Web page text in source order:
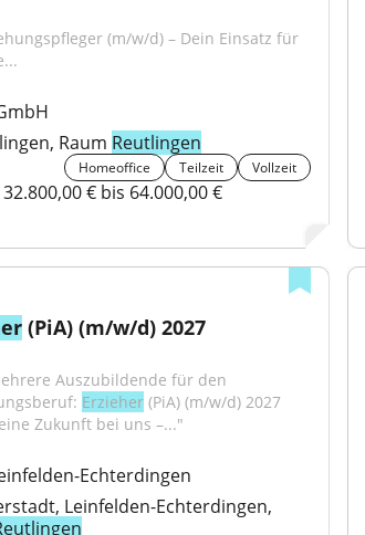
(m/w/d) – Dein Einsatz für
Raum Reutlingen
Homeoffice Teilzeit Vollzeit
€ bis 64.000,00 €
(PiA) (m/w/d) 2027
Auszubildende für den
Erzieher (PiA) (m/w/d) 2027
Zukunft bei uns –..."
Echterdingen
Leinfelden-Echterdingen,